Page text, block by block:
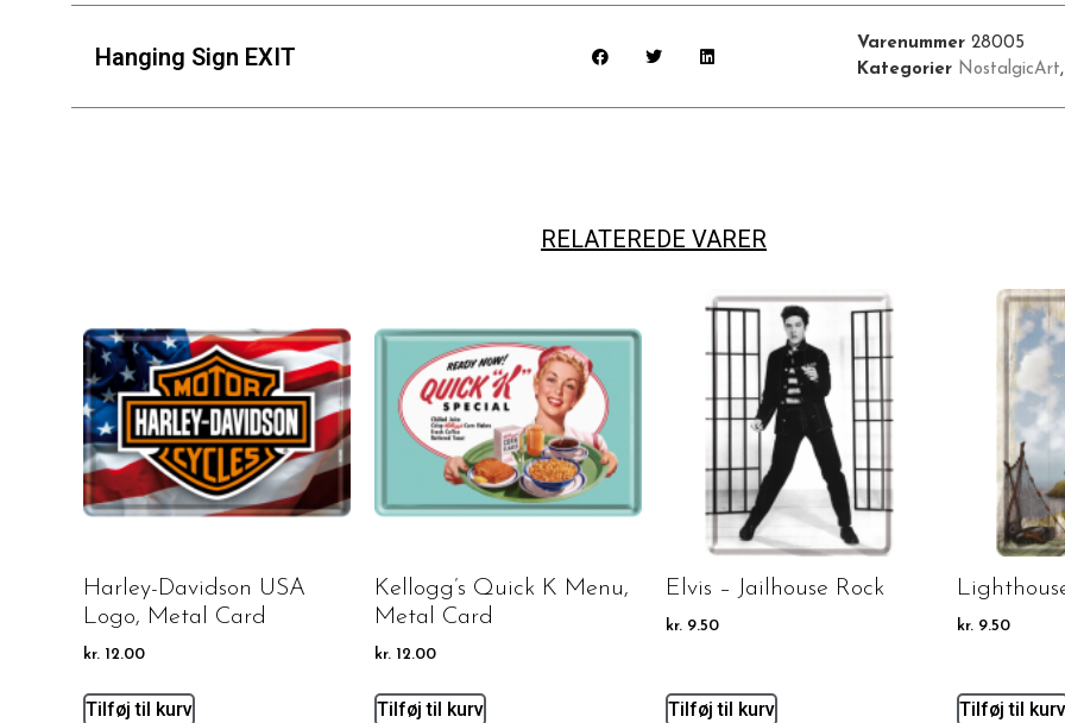
Hanging Sign EXIT Varenummer 28005
Kategorier NostalgicArt
RELATEREDE VARER
Harley-Davidson USA
Logo, Metal Card
kr. 12.00
Tilføj til kurv
Kellogg’s Quick K Menu,
Metal Card
kr. 12.00
Tilføj til kurv
Elvis – Jailhouse Rock
kr. 9.50
Tilføj til kurv
kr. 9.50
Tilføj til kurv